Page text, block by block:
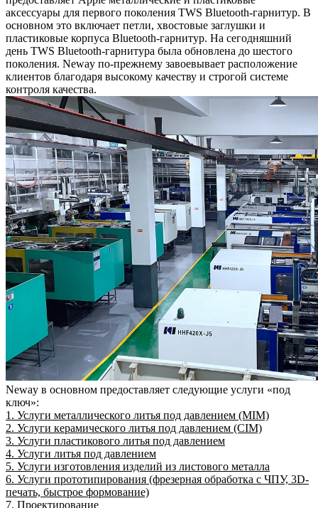
аксессуары для первого поколения TWS Bluetooth-гарнитур. В
основном это включает петли, хвостовые заглушки и
пластиковые корпуса Bluetooth-гарнитур. На сегодняшний
день TWS Bluetooth-гарнитура была обновлена до шестого
поколения. Neway по-прежнему завоевывает расположение
клиентов благодаря высокому качеству и строгой системе
контроля качества.
Neway в основном предоставляет следующие услуги «под
ключ»:
1. Услуги металлического литья под давлением (MIM)
2. Услуги керамического литья под давлением (CIM)
3. Услуги пластикового литья под давлением
4. Услуги литья под давлением
5. Услуги изготовления изделий из листового металла
6. Услуги прототипирования (фрезерная обработка с ЧПУ, 3D-
печать, быстрое формование)
7. Проектирование